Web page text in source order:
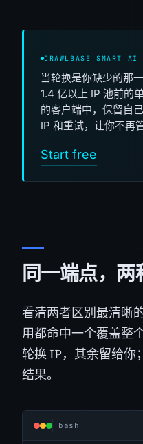
CRAWLBASE SMART AI
当轮换是你缺少的那
1.4 亿以上 IP 池前的
的客户端中，保留自
IP 和重试，让你不再
Start free
同一端点，两
看清两者区别最清晰
用都命中一个覆盖整
轮换 IP，其余留给你
结果。
bash